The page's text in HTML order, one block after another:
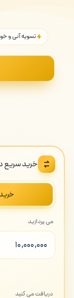
تسویه آنی و
خرید سریع
خرید
می پردازید
دریافت می کنید